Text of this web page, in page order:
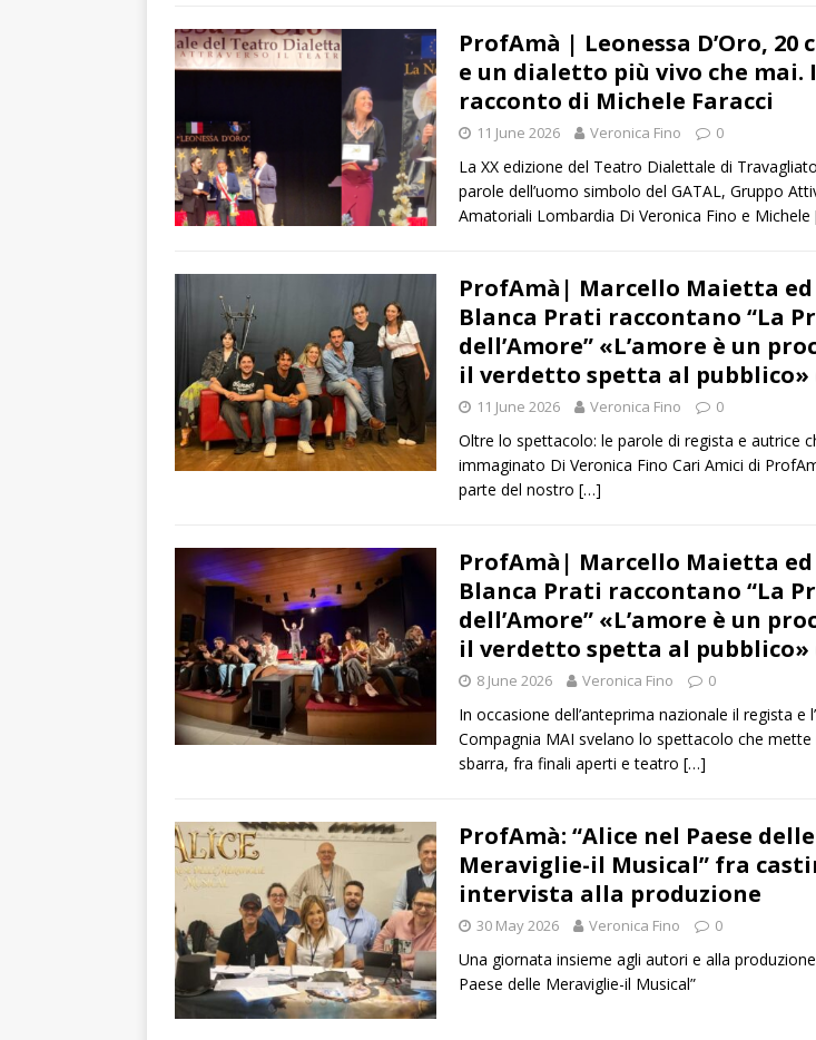
ProfAmà | Leonessa D’Oro, 20
e un dialetto più vivo che mai.
racconto di Michele Faracci
11 June 2026 Veronica Fino 0
La XX edizione del Teatro Dialettale di
parole dell’uomo simbolo del GATAL, Gruppo
Amatoriali Lombardia Di Veronica Fino e Michele
ProfAmà| Marcello Maietta ed
Blanca Prati raccontano “La
dell’Amore” «L’amore è un
il verdetto spetta al pubblico»
11 June 2026 Veronica Fino 0
Oltre lo spettacolo: le parole di regista e autrice
immaginato Di Veronica Fino Cari Amici di
parte del nostro […]
ProfAmà| Marcello Maietta ed
Blanca Prati raccontano “La
dell’Amore” «L’amore è un
il verdetto spetta al pubblico»
8 June 2026 Veronica Fino 0
In occasione dell’anteprima nazionale il regista e
Compagnia MAI svelano lo spettacolo che mette
sbarra, fra finali aperti e teatro […]
ProfAmà: “Alice nel Paese delle
Meraviglie-il Musical” fra
intervista alla produzione
30 May 2026 Veronica Fino 0
Una giornata insieme agli autori e alla produzione
Paese delle Meraviglie-il Musical”